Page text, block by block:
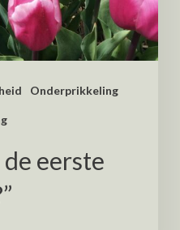
Onderprikkeling
eerste